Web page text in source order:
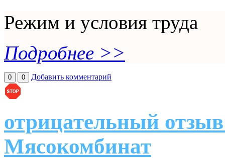
Режим и условия труда
Подробнее >>
0 0 Добавить комментарий
отрицательный
Мясокомбинат